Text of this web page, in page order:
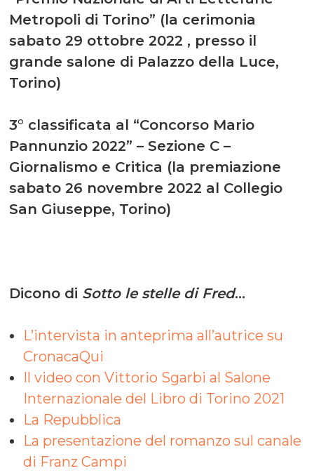
Metropoli di Torino” (la cerimonia
sabato 29 ottobre 2022 , presso il
grande salone di Palazzo della Luce,
Torino)
3° classificata al “Concorso Mario
Pannunzio 2022” – Sezione C –
Giornalismo e Critica (la premiazione
sabato 26 novembre 2022 al Collegio
San Giuseppe, Torino)
Dicono di Sotto le stelle di Fred…
L’intervista in anteprima all’autrice su
CronacaQui
Il video con Vittorio Sgarbi al Salone
Internazionale del Libro di Torino 2021
La Repubblica
La presentazione del romanzo sul canale
di Franz Campi